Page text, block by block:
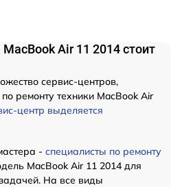
Air 11 2014 стоит
сервис-центров,
ремонту техники MacBook Air
центр выделяется
- специалисты по ремонту
MacBook Air 11 2014 для
На все виды